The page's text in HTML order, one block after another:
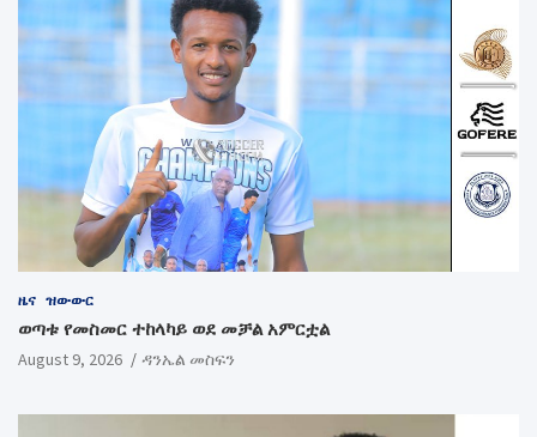
ዜና ዝውውር
ወጣቱ የመስመር ተከላካይ ወደ መቻል አምርቷል
August 9, 2026 ዳንኤል መስፍን